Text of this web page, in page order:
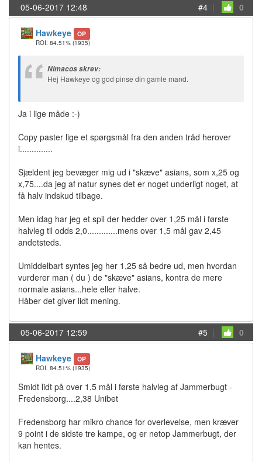
05-06-2017 12:48 #4 | 0
Hawkeye OP
ROI: 84.51% (1935)
Nimacos skrev:
Hej Hawkeye og god pinse din gamle mand.
Ja i lige måde :-)
Copy paster lige et spørgsmål fra den anden tråd herover
i..............
Sjældent jeg bevæger mig ud i "skæve" asians, som x,25 og
x,75....da jeg af natur synes det er noget underligt noget, at
få halv indskud tilbage.
Men idag har jeg et spil der hedder over 1,25 mål i første
halvleg til odds 2,0.............mens over 1,5 mål gav 2,45
andetsteds.
Umiddelbart syntes jeg her 1,25 så bedre ud, men hvordan
vurderer man ( du ) de "skæve" asians, kontra de mere
normale asians...hele eller halve.
Håber det giver lidt mening.
05-06-2017 12:59 #5 | 0
Hawkeye OP
ROI: 84.51% (1935)
Smidt lidt på over 1,5 mål i første halvleg af Jammerbugt -
Fredensborg....2,38 Unibet
Fredensborg har mikro chance for overlevelse, men kræver
9 point i de sidste tre kampe, og er netop Jammerbugt, der
kan hentes.